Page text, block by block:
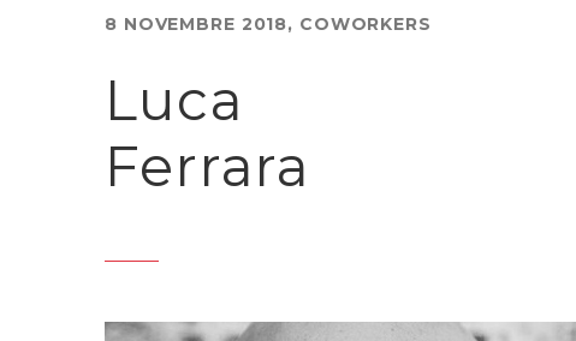
8 NOVEMBRE 2018, COWORKERS
Luca
Ferrara